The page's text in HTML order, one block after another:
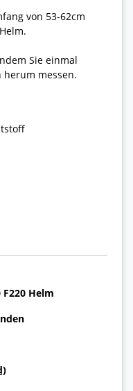
Helm
von 53-62cm
Sie einmal
messen.